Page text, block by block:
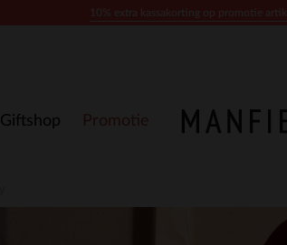
Giftshop Promotie